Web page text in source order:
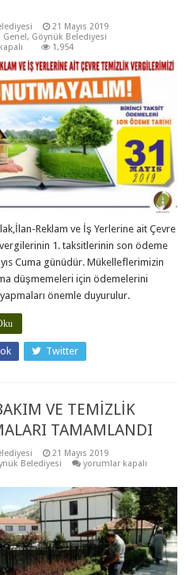
21 Mayıs 2019
Genel, Göynük Belediyesi
1,954
Reklam ve İş Yerlerine ait Çevre
1. taksitlerinin son ödeme
Cuma günüdür. Mükelleflerimizin
düşmemeleri için ödemelerini
önemle duyurulur.
Twitter
VE TEMİZLİK
TAMAMLANDI
21 Mayıs 2019
Belediyesi
REFÜJ
TEMİZLİK
ÇALIŞMALARI
TAMAMLANDI
için
yorumlar kapalı